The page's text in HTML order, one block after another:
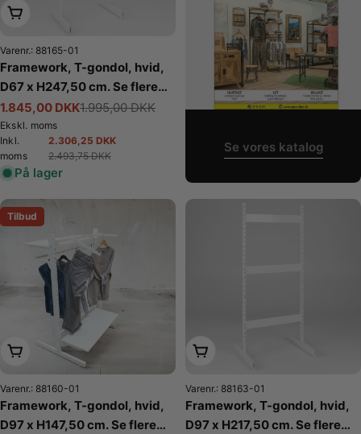
Læg i kurv
Varenr.: 88165-01
Framework, T-gondol, hvid,
D67 x H247,50 cm. Se flere
farver
Tilbudspris
1.845,00 DKK
Normalpris 1.995,00 DKK
Ekskl. moms
Inkl.
moms
Tilbudspris
2.306,25 DKK
Normalpris
2.493,75 DKK
På lager
Se vores katalog
Tilbud
Læg i kurv
Varenr.: 88160-01
Framework, T-gondol, hvid,
D97 x H147,50 cm. Se flere
Læg i kurv
Varenr.: 88163-01
Framework, T-gondol, hvid,
D97 x H217,50 cm. Se flere